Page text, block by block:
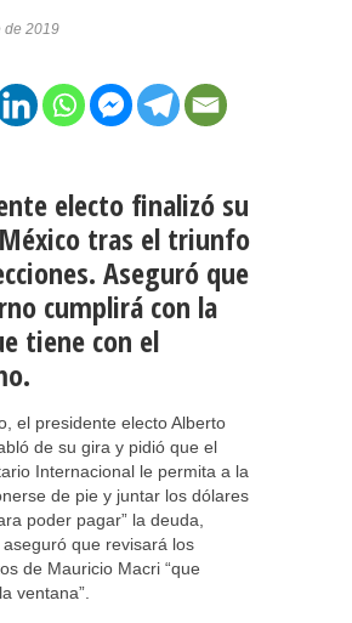
de 2019
electo finalizó su
tras el triunfo
Aseguró que
cumplirá con la
tiene con el
el presidente electo Alberto
de su gira y pidió que el
Internacional le permita a la
de pie y juntar los dólares
poder pagar” la deuda,
que revisará los
de Mauricio Macri “que
ventana”.